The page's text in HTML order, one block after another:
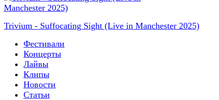
Trivium - Suffocating Sight (Live in Manchester 2025)
Фестивали
Концерты
Лайвы
Клипы
Новости
Статьи